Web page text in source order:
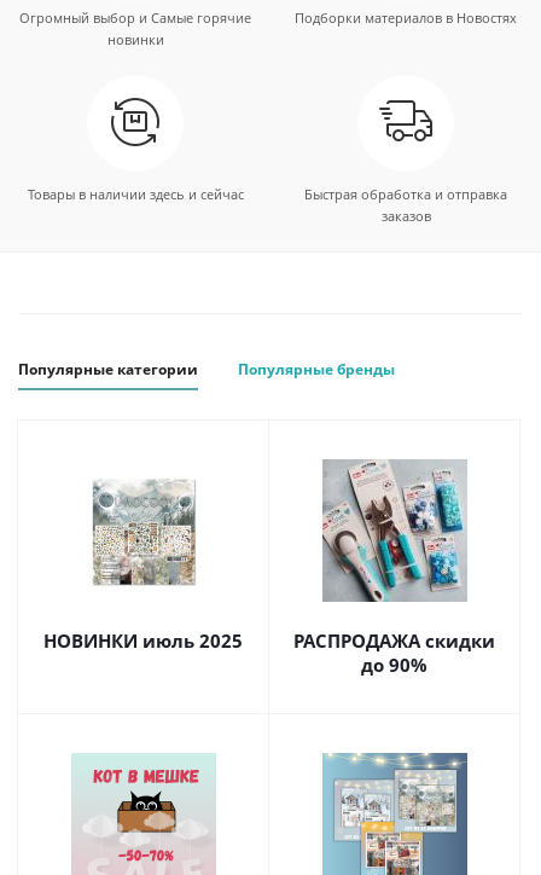
Огромный выбор и Самые горячие
новинки
Подборки материалов в Новостях
Товары в наличии здесь и сейчас
Быстрая обработка и отправка
заказов
Популярные категории Популярные бренды
НОВИНКИ июль 2025
РАСПРОДАЖА скидки
до 90%